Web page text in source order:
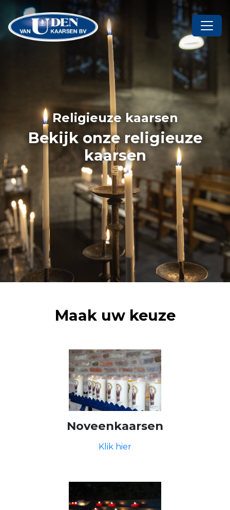
Religieuze kaarsen
Bekijk onze religieuze
kaarsen
Maak uw keuze
Noveenkaarsen
Klik hier